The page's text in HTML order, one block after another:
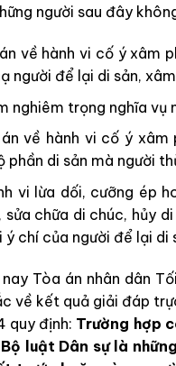
người sau đây
về hành vi cố ý xâm
người để lại di sản,
nghiêm trọng nghĩa vụ
về hành vi cố ý
phần di sản mà người
vi lừa dối, cưỡng ép
sửa chữa di chúc, hủy
ý chí của người để lại di
Tòa án nhân dân
về kết quả giải đáp
quy định: Trường hợp
luật Dân sự là